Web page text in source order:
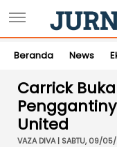
Beranda News
Carrick
United
VAZA DIVA | SABTU, 09/